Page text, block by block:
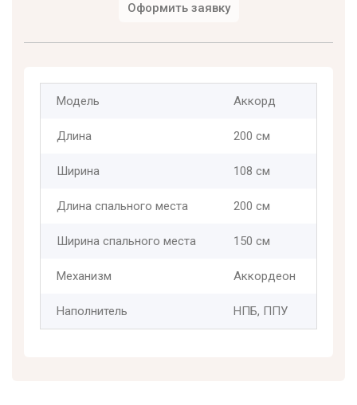
Оформить заявку
Модель Аккорд
Длина 200 см
Ширина 108 см
Длина спального места 200 см
Ширина спального места 150 см
Механизм Аккордеон
Наполнитель НПБ, ППУ